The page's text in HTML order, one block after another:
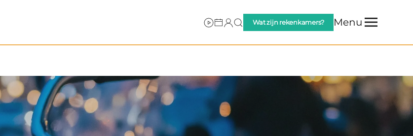
Wat zijn rekenkamers? Menu